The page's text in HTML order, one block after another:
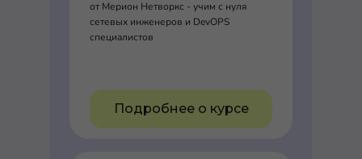
от Мерион Нетворкс - учим с нуля
сетевых инженеров и DevOPS
специалистов
Подробнее о курсе